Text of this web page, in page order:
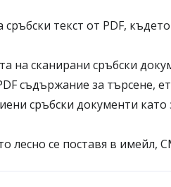
текст от PDF,
на сканирани сръбски
съдържание за търсене,
сръбски документи като
лесно се поставя в имейл,